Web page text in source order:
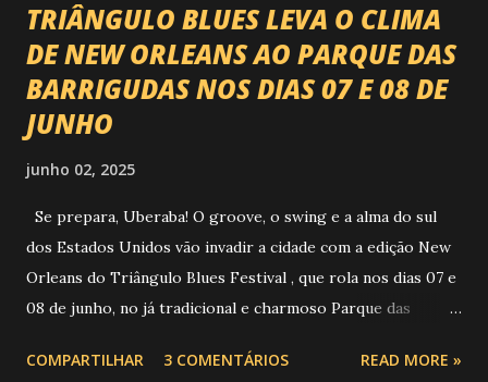
TRIÂNGULO BLUES LEVA O CLIMA
DE NEW ORLEANS AO PARQUE DAS
BARRIGUDAS NOS DIAS 07 E 08 DE
JUNHO
junho 02, 2025
Se prepara, Uberaba! O groove, o swing e a alma do sul
dos Estados Unidos vão invadir a cidade com a edição New
Orleans do Triângulo Blues Festival , que rola nos dias 07 e
08 de junho, no já tradicional e charmoso Parque das
Foto: https://www.trianguloblues.com.br/ ATRAÇÕES DE
COMPARTILHAR 3 COMENTÁRIOS READ MORE »